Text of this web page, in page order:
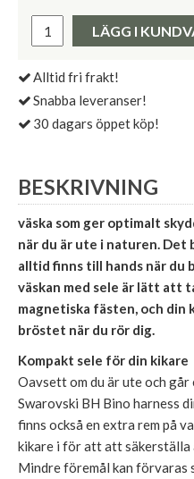
LÄGG I
Alltid fri frakt!
Snabba leveranser!
30 dagars öppet köp!
BESKRIVNING
väska som ger optimalt
när du är ute i naturen.
alltid finns till hands när du
väskan med sele är lätt att
magnetiska fästen, och din
bröstet när du rör dig.
Kompakt sele för din kikare
Oavsett om du är ute och
Swarovski BH Bino harness
finns också en extra rem på
kikare i för att att säkerställa
Mindre föremål kan förvaras